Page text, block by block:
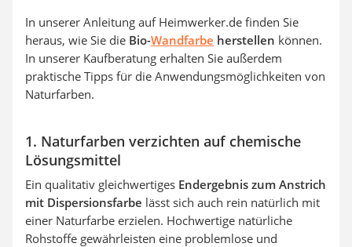
In unserer Anleitung auf Heimwerker.de finden Sie
heraus, wie Sie die Bio-Wandfarbe herstellen können.
In unserer Kaufberatung erhalten Sie außerdem
praktische Tipps für die Anwendungsmöglichkeiten von
Naturfarben.
1. Naturfarben verzichten auf chemische
Lösungsmittel
Ein qualitativ gleichwertiges Endergebnis zum Anstrich
mit Dispersionsfarbe lässt sich auch rein natürlich mit
einer Naturfarbe erzielen. Hochwertige natürliche
Rohstoffe gewährleisten eine problemlose und